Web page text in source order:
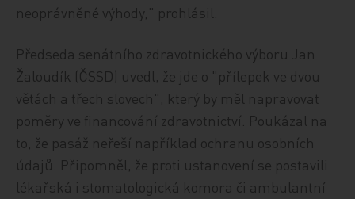
neoprávněné výhody," prohlásil.
Předseda senátního zdravotnického výboru Jan
Žaloudík (ČSSD) uvedl, že jde o "přílepek ve dvou
větách a třech slovech", který by měl napravovat
poměry ve financování zdravotnictví. Poukázal na
to, že pasáž neřeší například ochranu osobních
údajů. Připomněl, že proti ustanovení se postavili
lékařská i stomatologická komora či ambulantní